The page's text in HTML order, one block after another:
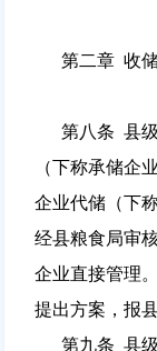
第二章 收储
第八条 县级
（下称承储企
企业代储（下
经县粮食局审
企业直接管理
提出方案，报
第九条 县级